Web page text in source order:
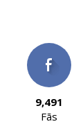
9,491
Fãs